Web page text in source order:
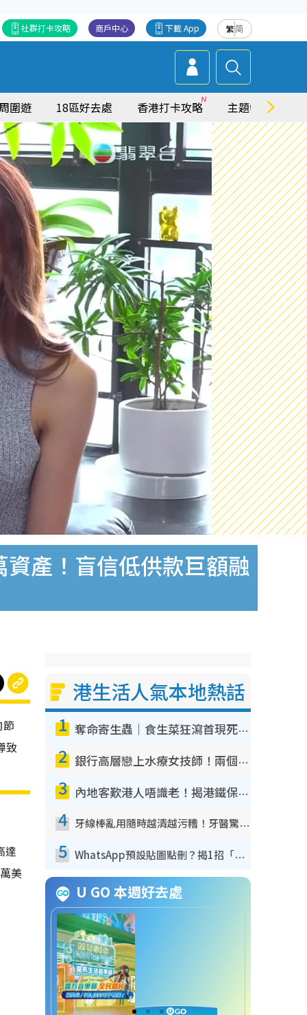
繁简
下載 App
商戶中心
社群打卡攻略
圍遊 18區好去處 香港打卡攻略 主題特集
產！盲信低供款巨額融
節
致
達
美
港生活人氣本地熱話
1 奪命寄生蟲｜食生菜狂瀉首現死者！疫潮惡化錄1.8萬宗病例 揭洗菜3大謬誤
2 銀行高層戀上水療女技師！兩個月借128萬驚覺「沉船」沉落火海 揭背後疑似邪教操控賣淫
3 內地客歎港人唔識老！揭港鐵保鮮級冷氣 港人求放過：咪投訴
4 牙線棒亂用隨時越清越污糟！牙醫驚揭盲目過戶細菌恐致蛀牙：呢種先係日常真保養
5 WhatsApp預設貼圖點刪？揭1招「反向操作」還原簡潔介面 附3步實測教學
U GO 本週好去處